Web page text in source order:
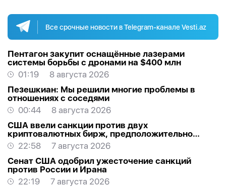
Все срочные новости в Telegram-канале Vesti.az
Пентагон закупит оснащённые лазерами
системы борьбы с дронами на $400 млн
01:19
8 августа 2026
Пезешкиан: Мы решили многие проблемы в
отношениях с соседями
00:44
8 августа 2026
США ввели санкции против двух
криптовалютных бирж, предположительно
оказывавших финансовую помощь Ирану
22:58
7 августа 2026
Сенат США одобрил ужесточение санкций
против России и Ирана
22:19
7 августа 2026